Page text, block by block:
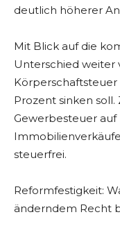
deutlich höherer
Mit Blick auf die
Unterschied weiter
Körperschaftsteuer
Prozent sinken
Gewerbesteuer
steuerfrei.
Reformfestigkeit:
änderndem Recht